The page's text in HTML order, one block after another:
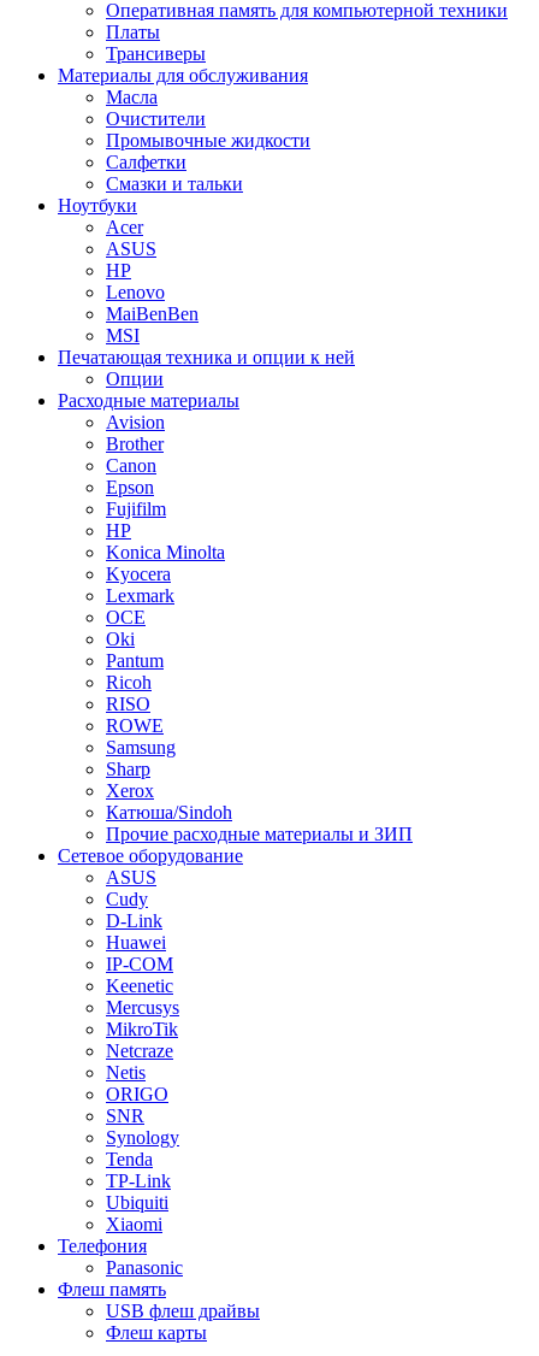
Оперативная память для компьютерной техники
Платы
Трансиверы
Материалы для обслуживания
Масла
Очистители
Промывочные жидкости
Салфетки
Смазки и тальки
Ноутбуки
Acer
ASUS
HP
Lenovo
MaiBenBen
MSI
Печатающая техника и опции к ней
Опции
Расходные материалы
Avision
Brother
Canon
Epson
Fujifilm
HP
Konica Minolta
Kyocera
Lexmark
OCE
Oki
Pantum
Ricoh
RISO
ROWE
Samsung
Sharp
Xerox
Катюша/Sindoh
Прочие расходные материалы и ЗИП
Сетевое оборудование
ASUS
Cudy
D-Link
Huawei
IP-COM
Keenetic
Mercusys
MikroTik
Netcraze
Netis
ORIGO
SNR
Synology
Tenda
TP-Link
Ubiquiti
Xiaomi
Телефония
Panasonic
Флеш память
USB флеш драйвы
Флеш карты